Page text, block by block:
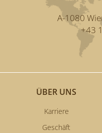
A-1080
+43
ÜBER UNS
Karriere
Geschäft